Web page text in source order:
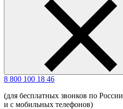
8 800 100 18 46
(для бесплатных звонков по России
и с мобильных телефонов)